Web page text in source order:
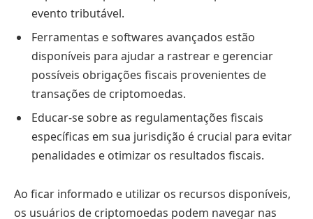
evento tributável.
Ferramentas e softwares avançados estão
disponíveis para ajudar a rastrear e gerenciar
possíveis obrigações fiscais provenientes de
transações de criptomoedas.
Educar-se sobre as regulamentações fiscais
específicas em sua jurisdição é crucial para evitar
penalidades e otimizar os resultados fiscais.
Ao ficar informado e utilizar os recursos disponíveis,
os usuários de criptomoedas podem navegar nas